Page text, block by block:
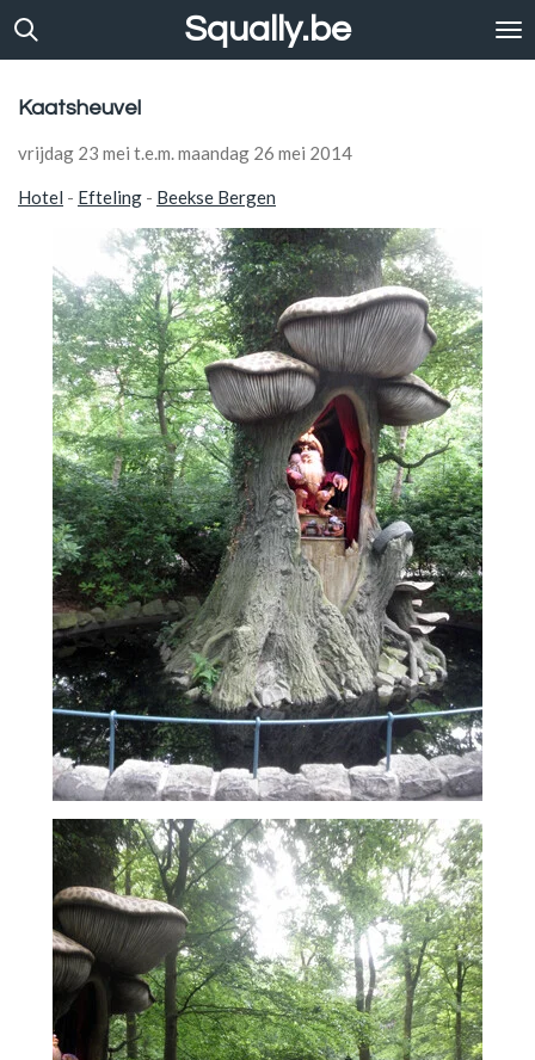
Ga
de
Squally.be
Kaatsheuvel
vrijdag 23 mei t.e.m. maandag 26 mei 2014
Hotel - Efteling - Beekse Bergen